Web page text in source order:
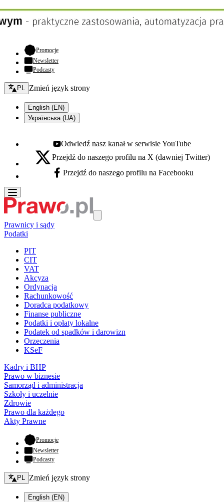
Promocje- otwiera się w nowej karcie
Newsletter
Podcasty
Zmień język - bieżący:
PL Zmień język strony
English (EN)
Українська (UA)
Youtube - otwiera się w nowej karcie
Odwiedź nasz kanał w serwisie YouTube
X - otwiera się w nowej karcie
Przejdź do naszego profilu na X (dawniej Twitter)
Facebook - otwiera się w nowej karcie
Przejdź do naszego profilu na Facebooku
Prawnicy i sądy
Podatki
PIT
CIT
VAT
Akcyza
Ordynacja
Rachunkowość
Doradca podatkowy
Finanse publiczne
Podatki i opłaty lokalne
Podatek od spadków i darowizn
Orzeczenia
KSeF
Kadry i BHP
Prawo w biznesie
Samorząd i administracja
Szkoły i uczelnie
Zdrowie
Prawo dla każdego
Akty Prawne
Promocje- otwiera się w nowej karcie
Newsletter
Podcasty
Zmień język - bieżący:
PL Zmień język strony
English (EN)